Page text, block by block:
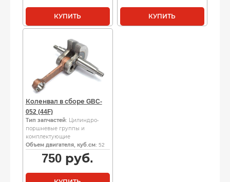
КУПИТЬ КУПИТЬ
Коленвал в сборе GBC-
052 (44F)
Тип запчастей: Цилиндро-
поршневые группы и
комплектующие
Объем двигателя, куб.см: 52
750 руб.